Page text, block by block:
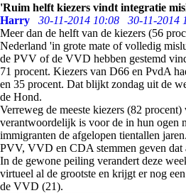
'Ruim helft kiezers vindt integratie
Harry
30-11-2014 10:08 30-11-2014
Meer dan de helft van de kiezers (56
Nederland 'in grote mate of volledig
de PVV of de VVD hebben gestemd
71 procent. Kiezers van D66 en PvdA
en 35 procent. Dat blijkt zondag uit de
de Hond.
Verreweg de meeste kiezers (82
verantwoordelijk is voor de in hun ogen
immigranten de afgelopen tientallen
PVV, VVD en CDA stemmen geven dat
In de gewone peiling verandert deze
virtueel al de grootste en krijgt er nog
de VVD (21).